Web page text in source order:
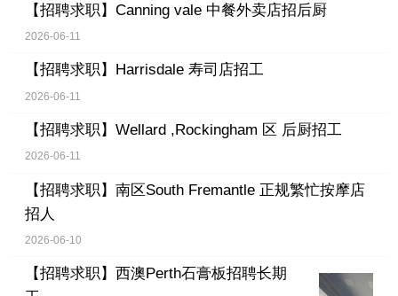
【招聘求职】 Canning vale 中餐外卖店招后厨
2026-06-11
【招聘求职】 Harrisdale 寿司店招工
2026-06-11
【招聘求职】 Wellard ,Rockingham 区 后厨招工
2026-06-11
【招聘求职】 南区South Fremantle 正规繁忙按摩店
招人
2026-06-10
【招聘求职】 西澳Perth石膏板招聘长期